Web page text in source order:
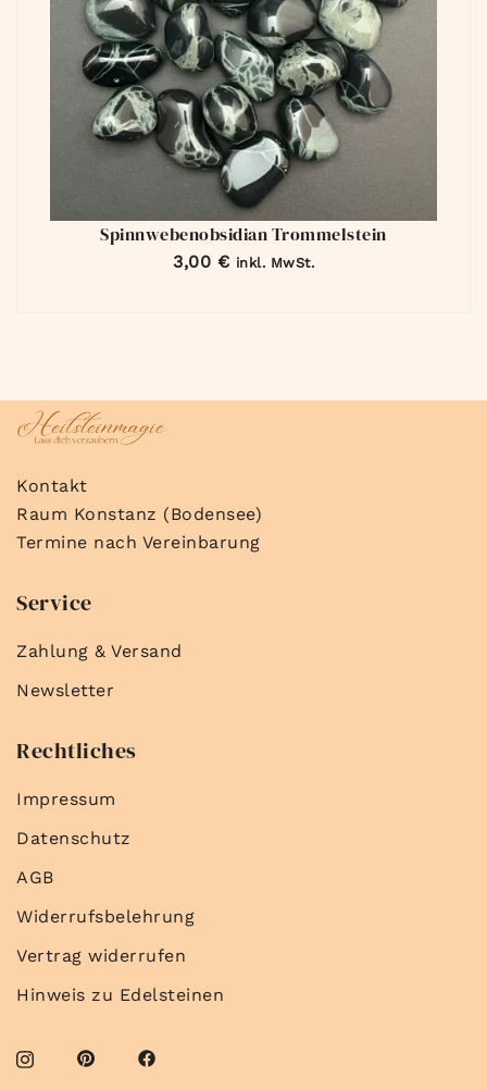
Spinnwebenobsidian Trommelstein
3,00 € inkl. MwSt.
Kontakt
Raum Konstanz (Bodensee)
Termine nach Vereinbarung
Service
Zahlung & Versand
Newsletter
Rechtliches
Impressum
Datenschutz
AGB
Widerrufsbelehrung
Vertrag widerrufen
Hinweis zu Edelsteinen